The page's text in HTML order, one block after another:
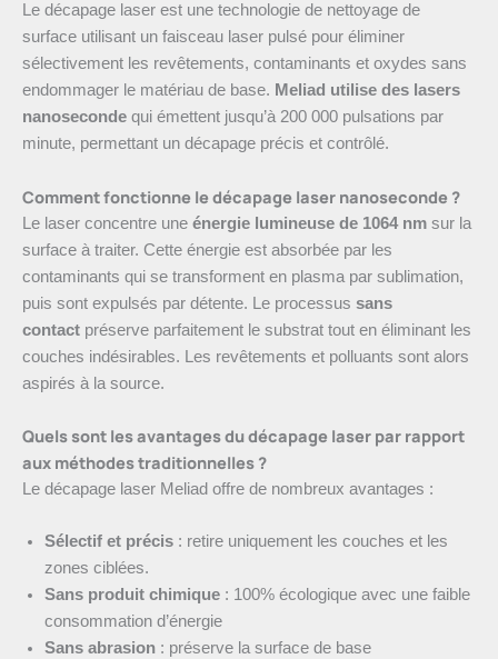
Le décapage laser est une technologie de nettoyage de
surface utilisant un faisceau laser pulsé pour éliminer
sélectivement les revêtements, contaminants et oxydes sans
endommager le matériau de base. Meliad utilise des lasers
nanoseconde qui émettent jusqu’à 200 000 pulsations par
minute, permettant un décapage précis et contrôlé.
Comment fonctionne le décapage laser nanoseconde ?
Le laser concentre une énergie lumineuse de 1064 nm sur la
surface à traiter. Cette énergie est absorbée par les
contaminants qui se transforment en plasma par sublimation,
puis sont expulsés par détente. Le processus sans
contact préserve parfaitement le substrat tout en éliminant les
couches indésirables. Les revêtements et polluants sont alors
aspirés à la source.
Quels sont les avantages du décapage laser par rapport
aux méthodes traditionnelles ?
Le décapage laser Meliad offre de nombreux avantages :
Sélectif et précis : retire uniquement les couches et les
zones ciblées.
Sans produit chimique : 100% écologique avec une faible
consommation d’énergie
Sans abrasion : préserve la surface de base